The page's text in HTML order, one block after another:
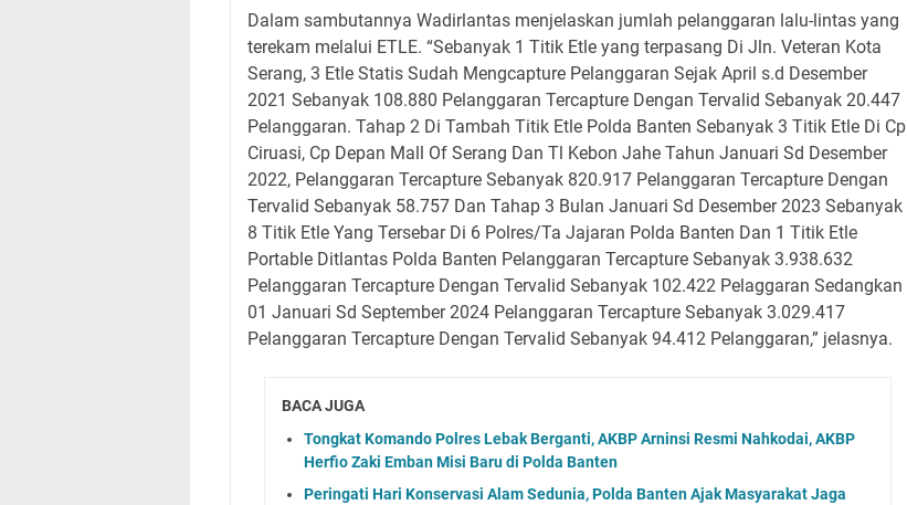
Dalam sambutannya Wadirlantas menjelaskan jumlah pelanggaran lalu-lintas yang
terekam melalui ETLE. “Sebanyak 1 Titik Etle yang terpasang Di Jln. Veteran Kota
Serang, 3 Etle Statis Sudah Mengcapture Pelanggaran Sejak April s.d Desember
2021 Sebanyak 108.880 Pelanggaran Tercapture Dengan Tervalid Sebanyak 20.447
Pelanggaran. Tahap 2 Di Tambah Titik Etle Polda Banten Sebanyak 3 Titik Etle Di Cp
Ciruasi, Cp Depan Mall Of Serang Dan Tl Kebon Jahe Tahun Januari Sd Desember
2022, Pelanggaran Tercapture Sebanyak 820.917 Pelanggaran Tercapture Dengan
Tervalid Sebanyak 58.757 Dan Tahap 3 Bulan Januari Sd Desember 2023 Sebanyak
8 Titik Etle Yang Tersebar Di 6 Polres/Ta Jajaran Polda Banten Dan 1 Titik Etle
Portable Ditlantas Polda Banten Pelanggaran Tercapture Sebanyak 3.938.632
Pelanggaran Tercapture Dengan Tervalid Sebanyak 102.422 Pelaggaran Sedangkan
01 Januari Sd September 2024 Pelanggaran Tercapture Sebanyak 3.029.417
Pelanggaran Tercapture Dengan Tervalid Sebanyak 94.412 Pelanggaran,” jelasnya.
BACA JUGA
Tongkat Komando Polres Lebak Berganti, AKBP Arninsi Resmi Nahkodai, AKBP
Herfio Zaki Emban Misi Baru di Polda Banten
Peringati Hari Konservasi Alam Sedunia, Polda Banten Ajak Masyarakat Jaga